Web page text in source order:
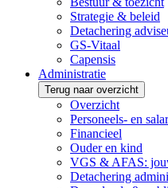
Strategie & beleid
Detachering
GS-Vitaal
Capensis
Administratie
Terug naar overzicht
Overzicht
Personeels- en
Financieel
Ouder en kind
VGS & AFAS:
Detachering